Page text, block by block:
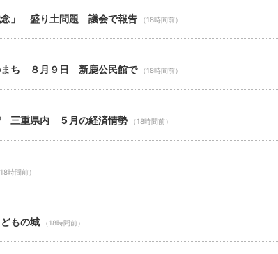
念」 盛り土問題 議会で報告 （18時間前）
まち ８月９日 新鹿公民館で （18時間前）
三重県内 ５月の経済情勢 （18時間前）
18時間前）
もの城 （18時間前）